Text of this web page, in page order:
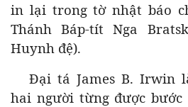
in lại trong tờ nhật báo
Thánh Báp-tít Nga
Huynh đệ).
Đại tá James B. Irwin
hai người từng được